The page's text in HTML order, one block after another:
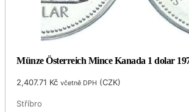
Münze Österreich Mince Kanada 1 dolar
2,407.71 Kč včetně DPH (CZK)
Stříbro